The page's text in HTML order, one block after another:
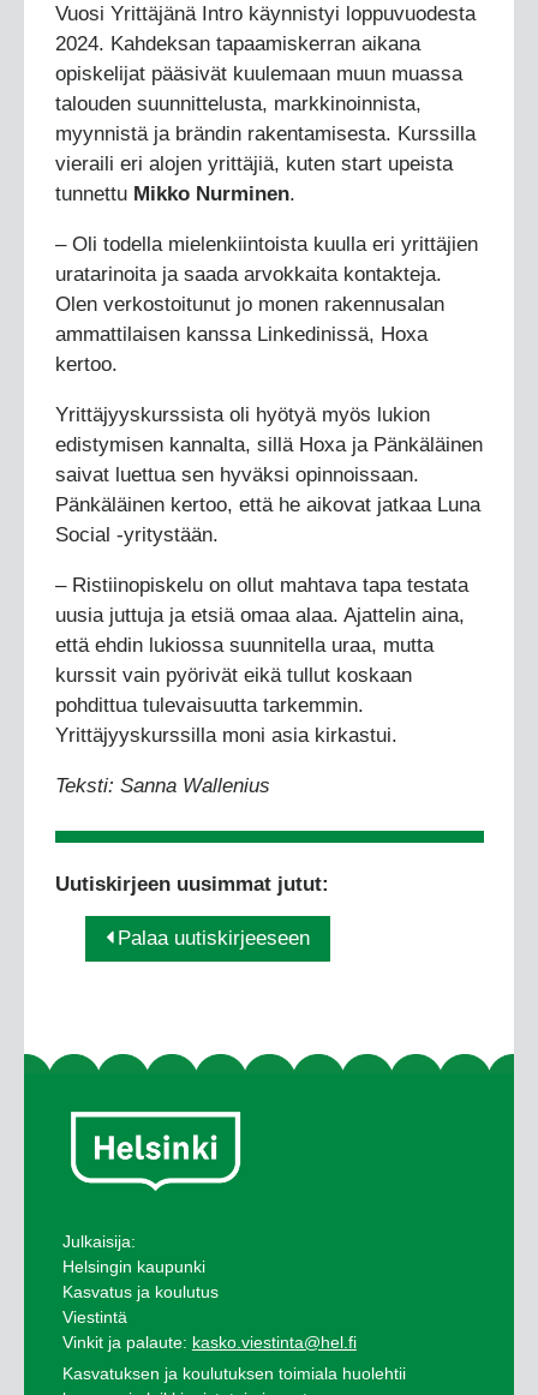
Vuosi Yrittäjänä Intro käynnistyi loppuvuodesta
2024. Kahdeksan tapaamiskerran aikana
opiskelijat pääsivät kuulemaan muun muassa
talouden suunnittelusta, markkinoinnista,
myynnistä ja brändin rakentamisesta. Kurssilla
vieraili eri alojen yrittäjiä, kuten start upeista
tunnettu Mikko Nurminen.
– Oli todella mielenkiintoista kuulla eri yrittäjien
uratarinoita ja saada arvokkaita kontakteja.
Olen verkostoitunut jo monen rakennusalan
ammattilaisen kanssa Linkedinissä, Hoxa
kertoo.
Yrittäjyyskurssista oli hyötyä myös lukion
edistymisen kannalta, sillä Hoxa ja Pänkäläinen
saivat luettua sen hyväksi opinnoissaan.
Pänkäläinen kertoo, että he aikovat jatkaa Luna
Social -yritystään.
– Ristiinopiskelu on ollut mahtava tapa testata
uusia juttuja ja etsiä omaa alaa. Ajattelin aina,
että ehdin lukiossa suunnitella uraa, mutta
kurssit vain pyörivät eikä tullut koskaan
pohdittua tulevaisuutta tarkemmin.
Yrittäjyyskurssilla moni asia kirkastui.
Teksti: Sanna Wallenius
Uutiskirjeen uusimmat jutut:
Palaa uutiskirjeeseen
Julkaisija:
Helsingin kaupunki
Kasvatus ja koulutus
Viestintä
Vinkit ja palaute: kasko.viestinta@hel.fi
Kasvatuksen ja koulutuksen toimiala huolehtii